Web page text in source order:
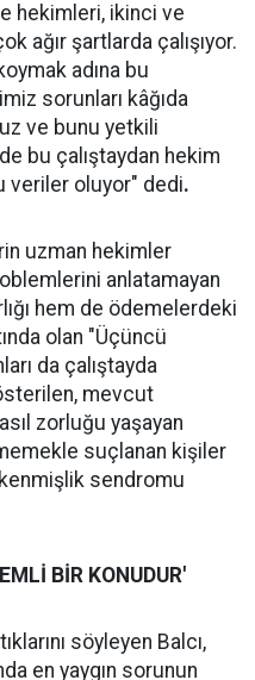
hekimleri, ikinci ve
ağır şartlarda çalışıyor.
adına bu
sorunları kâğıda
ve bunu yetkili
bu çalıştaydan hekim
veriler oluyor" dedi.
uzman hekimler
anlatamayan
hem de ödemelerdeki
olan "Üçüncü
da çalıştayda
mevcut
zorluğu yaşayan
suçlanan kişiler
sendromu
BİR KONUDUR'
söyleyen Balcı,
en yaygın sorunun